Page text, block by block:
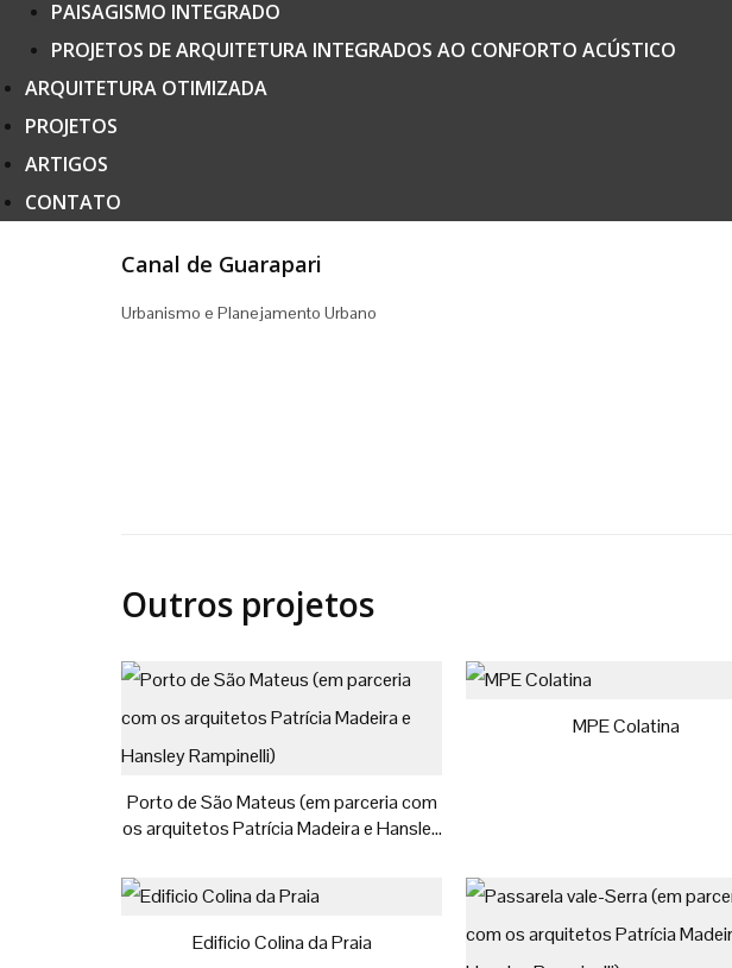
PAISAGISMO INTEGRADO
PROJETOS DE ARQUITETURA INTEGRADOS AO CONFORTO ACÚSTICO
ARQUITETURA OTIMIZADA
PROJETOS
ARTIGOS
CONTATO
Canal de Guarapari
Urbanismo e Planejamento Urbano
Outros projetos
Porto de São Mateus (em parceria com
os arquitetos Patrícia Madeira e Hansley
MPE Colatina
Edificio Colina da Praia